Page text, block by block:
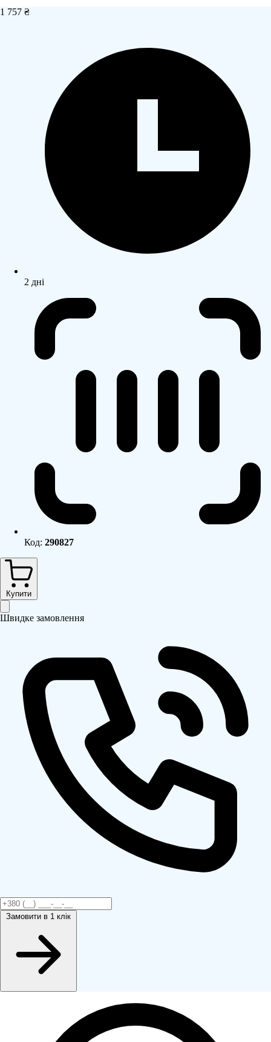
1 757 ₴
2 дні
Код: 290827
Купити
Швидке замовлення
Замовити в 1 клік